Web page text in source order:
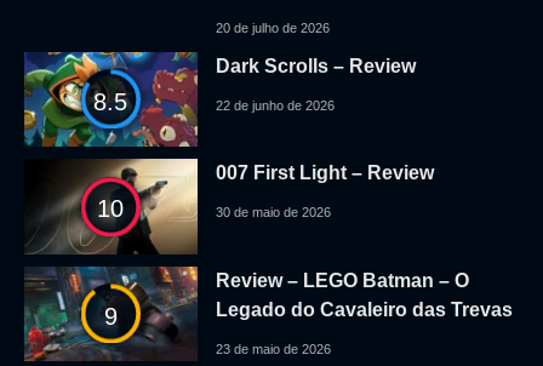
20 de julho de 2026
8.5
Dark Scrolls – Review
22 de junho de 2026
10
007 First Light – Review
30 de maio de 2026
9
Review – LEGO Batman – O
Legado do Cavaleiro das Trevas
23 de maio de 2026